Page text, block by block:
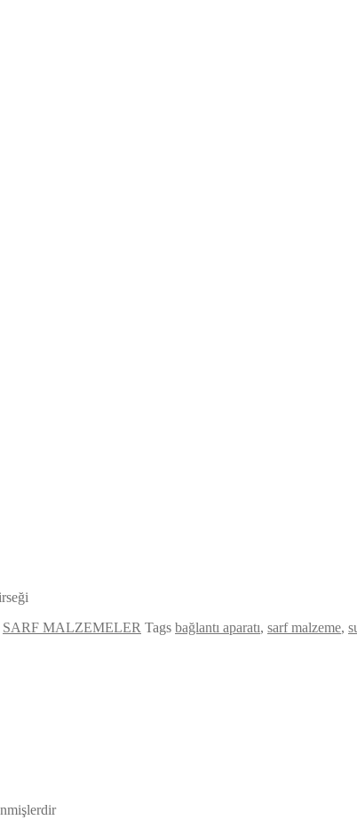
SARF MALZEMELER Tags bağlantı aparatı, sarf malzeme,